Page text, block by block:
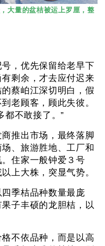
大量的盆桔被运上罗厘，整
，优先保留给老早下
剩余，才去应付迟来
蔡岶江深切明白，假
老顾客，顾此失彼。
都不敢接了。”
推出市场，最终落脚
、旅游胜地、工厂和
住家一般钟爱３号
上大株，突显气势。
季桔品种数量最庞
子丰硕的龙胆桔，以
不依品种，而是以高